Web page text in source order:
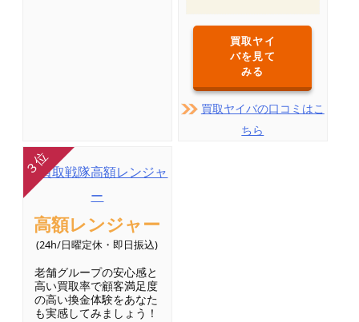
買取ヤイ
バを見て
みる
買取ヤイバの口コミはこ
ちら
高額レンジャー
(24h/日曜定休・即日振込)
老舗グループの安心感と
高い買取率で顧客満足度
の高い換金体験をあなた
も実感してみましょう！